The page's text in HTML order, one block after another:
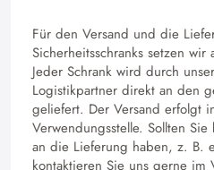
Für den Versand und die
Sicherheitsschranks setzen wir
Jeder Schrank wird durch
Logistikpartner direkt an den
geliefert. Der Versand erfolgt
Verwendungsstelle. Sollten
an die Lieferung haben, z. B.
kontaktieren Sie uns gerne im